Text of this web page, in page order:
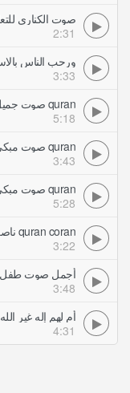
صوت الكناري
2:31
ورحب الناس
3:33
5:18
3:43
5:28
3:22
3:48
4:31